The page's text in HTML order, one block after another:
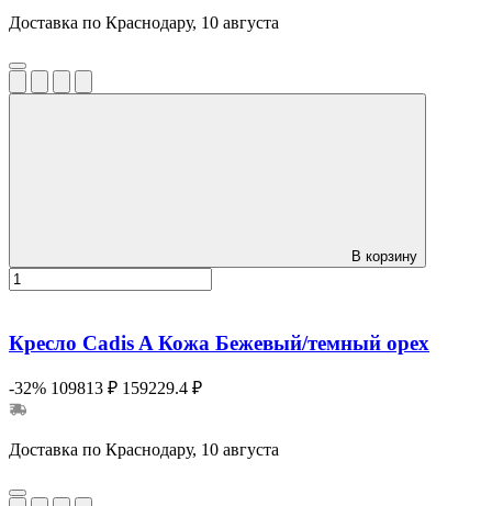
Доставка по Краснодару, 10 августа
В корзину
Кресло Cadis A Кожа Бежевый/темный орех
-32% 109813 ₽ 159229.4 ₽
Доставка по Краснодару, 10 августа